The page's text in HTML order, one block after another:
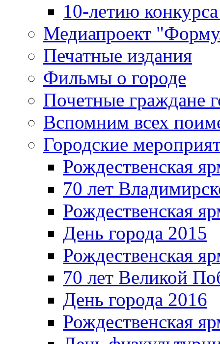
10-летию
Медиапроект
Печатные издания
Фильмы о городе
Почетные граждане
Вспомним всех
Городские
Рождественская
70 лет
Рождественская
День города 2015
Рождественская
70 лет Великой
День города 2016
Рождественская